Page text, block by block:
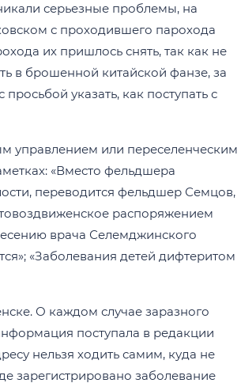
серьезные проблемы, на
с проходившего парохода
их пришлось снять, так как не
в брошенной китайской фанзе, за
указать, как поступать с
управлением или переселенческим
«Вместо фельдшера
переводится фельдшер Семцов,
распоряжением
врача Селемджинского
«Заболевания детей дифтеритом
О каждом случае заразного
поступала в редакции
нельзя ходить самим, куда не
зарегистрировано заболевание